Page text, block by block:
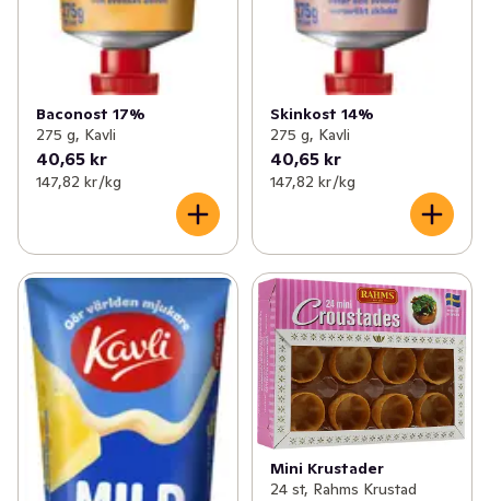
Baconost 17%
275 g, Kavli
40,65 kr
147,82 kr /kg
Skinkost 14%
275 g, Kavli
40,65 kr
147,82 kr /kg
Mini Krustader
24 st, Rahms Krustad